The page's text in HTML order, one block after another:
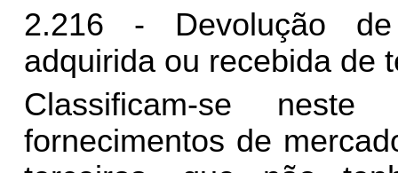
2.216 - Devolução
adquirida ou recebida de
Classificam-se
fornecimentos de